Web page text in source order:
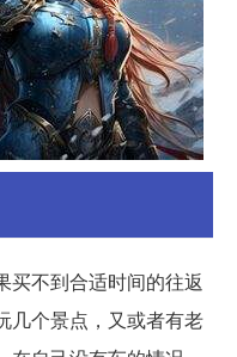
买不到合适时间的往返
几个景点，又或者有老